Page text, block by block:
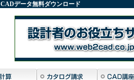
CADデータ無料ダウンロード